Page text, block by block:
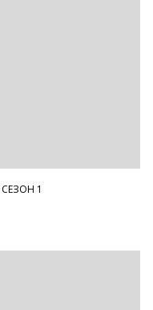
СЕЗОН 1